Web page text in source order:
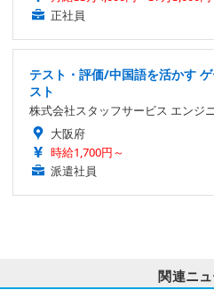
正社員
テスト・評価/中国語を活かす
スト
株式会社スタッフサービス エンジ
大阪府
時給1,700円～
派遣社員
関連ニュ